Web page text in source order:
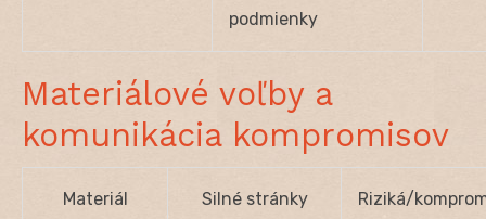
podmienky
Materiálové voľby a
komunikácia kompromisov
Materiál Silné stránky Riziká/